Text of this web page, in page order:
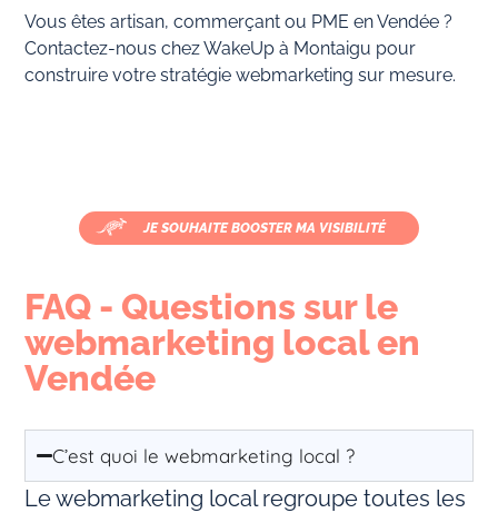
Vous êtes artisan, commerçant ou PME en Vendée ?
Contactez-nous chez WakeUp à Montaigu pour
construire votre stratégie webmarketing sur mesure.
JE SOUHAITE BOOSTER MA VISIBILITÉ
FAQ - Questions sur le
webmarketing local en
Vendée
C’est quoi le webmarketing local ?
Le webmarketing local regroupe toutes les